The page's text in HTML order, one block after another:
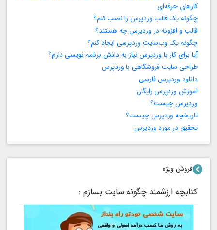
کارهای حرفه‌ای
چگونه یک قالب وردپرس را نصب کنم؟
قالب و افزونه در وردپرس چه هستند؟
چگونه یک وب‌سایت وردپرسی ایجاد کنم؟
آیا برای کار با وردپرس نیاز به دانش برنامه‌ نویسی دارم؟
طراحی سایت فروشگاهی با وردپرس
دانلود وردپرس فارسی
آموزش وردپرس رایگان
وردپرس چیست؟
تاریخچه وردپرس چیست؟
تحقیق در مورد وردپرس
فروش ویژه
کتابچه ارزشمند چگونه سایت بسازم :